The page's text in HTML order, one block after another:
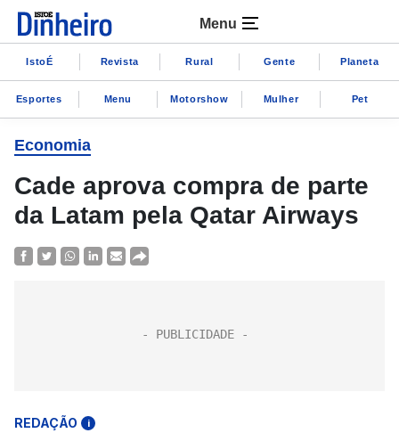
Menu
IstoÉ Revista Rural Gente Planeta
Esportes Menu Motorshow Mulher Pet
Economia
Cade aprova compra de parte
da Latam pela Qatar Airways
REDAÇÃO i